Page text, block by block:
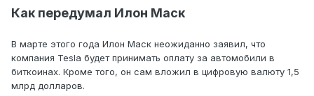
Как передумал Илон Маск
В марте этого года Илон Маск неожиданно заявил, что
компания Tesla будет принимать оплату за автомобили в
биткоинах. Кроме того, он сам вложил в цифровую валюту 1,5
млрд долларов.